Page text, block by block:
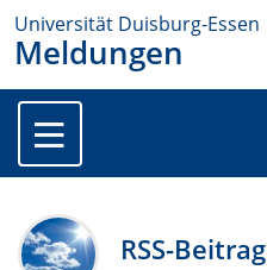
Universität Duisburg-Essen
Meldungen
RSS-Beitrag